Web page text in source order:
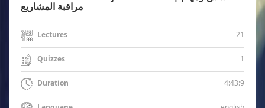
مراقبة المشاريع
Lectures 21
Quizzes 1
Duration 4:43:9